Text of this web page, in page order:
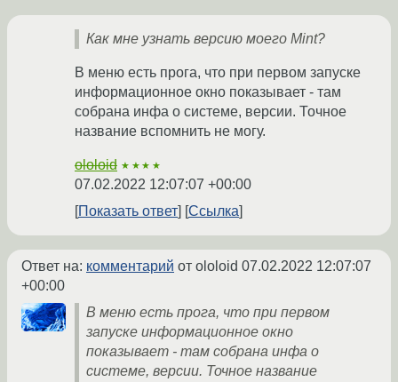
Как мне узнать версию моего Mint?
В меню есть прога, что при первом запуске
информационное окно показывает - там
собрана инфа о системе, версии. Точное
название вспомнить не могу.
ololoid ★★★★
07.02.2022 12:07:07 +00:00
Показать ответ
Ссылка
Ответ на: комментарий от ololoid 07.02.2022 12:07:07
+00:00
В меню есть прога, что при первом
запуске информационное окно
показывает - там собрана инфа о
системе, версии. Точное название